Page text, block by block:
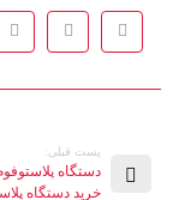
پست قبلی:
دستگاه
خرید دستگاه